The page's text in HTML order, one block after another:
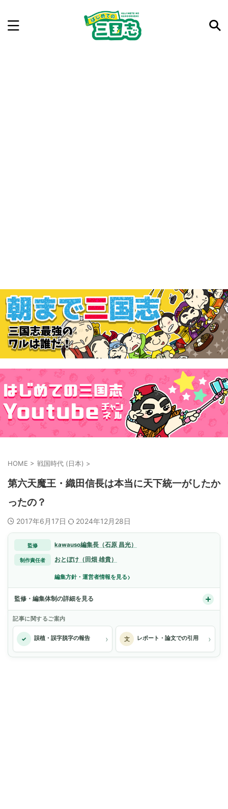
HOME > 戦国時代 (日本) >
第六天魔王・織田信長は本当に天下統一がしたか
ったの？
2017年6月17日 2024年12月28日
監修 kawauso編集長（石原 昌光）
制作責任者 おとぼけ（田畑 雄貴）
編集方針・運営者情報を見る›
監修・編集体制の詳細を見る
記事に関するご案内
✓ 誤植・誤字脱字の報告 › 文 レポート・論文での引用 ›